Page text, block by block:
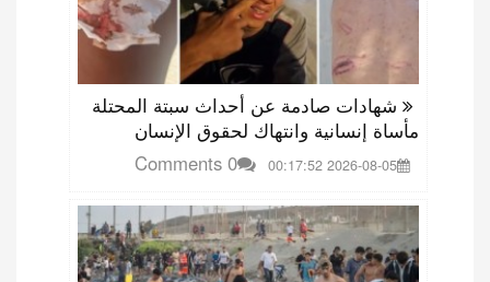
شهادات صادمة عن أحداث سبتة المحتلة
مأساة إنسانية وانتهاك لحقوق الإنسان
2026-08-05 00:17:52
0 Comments